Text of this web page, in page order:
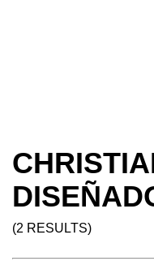
(2 RESULTS)